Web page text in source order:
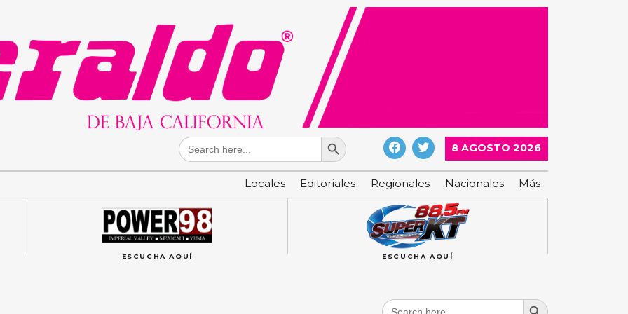
Search
for:
Search Button
8 AGOSTO 2026
Locales Editoriales Regionales Nacionales Más
ESCUCHA AQUÍ ESCUCHA AQUÍ
Search
Search Button